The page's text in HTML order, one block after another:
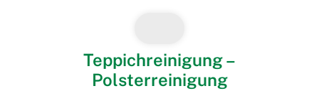
Teppichreinigung –
Polsterreinigung